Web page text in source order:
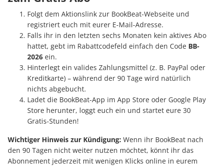
Folgt dem Aktionslink zur BookBeat-Webseite und
registriert euch mit eurer E-Mail-Adresse.
Falls ihr in den letzten sechs Monaten kein aktives Abo
hattet, gebt im Rabattcodefeld einfach den Code BB-
2026 ein.
Hinterlegt ein valides Zahlungsmittel (z. B. PayPal oder
Kreditkarte) – während der 90 Tage wird natürlich
nichts abgebucht.
Ladet die BookBeat-App im App Store oder Google Play
Store herunter, loggt euch ein und startet eure 30
Gratis-Stunden!
Wichtiger Hinweis zur Kündigung: Wenn ihr BookBeat nach
den 90 Tagen nicht weiter nutzen möchtet, könnt ihr das
Abonnement jederzeit mit wenigen Klicks online in eurem